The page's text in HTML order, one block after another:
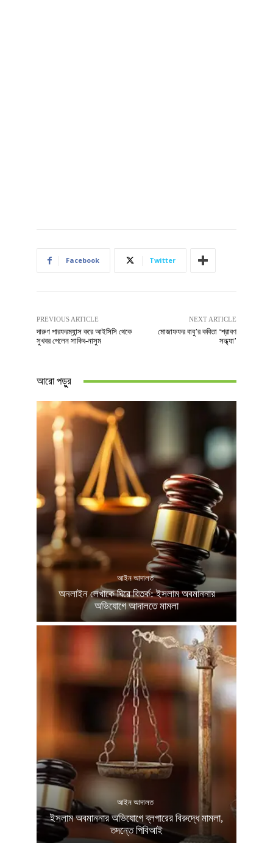
Facebook Twitter
PREVIOUS ARTICLE
দারুণ পারফরম্যান্স করে আইসিসি থেকে
সুখবর পেলেন সাকিব-নাসুম
NEXT ARTICLE
মোজাফফর বাবু’র কবিতা ‘শ্রাবণ
সন্ধ্যা’
আরো পড়ুুর
আইন আদালত
অনলাইন লেখাকে ঘিরে বিতর্ক: ইসলাম অবমাননার
অভিযোগে আদালতে মামলা
আইন আদালত
ইসলাম অবমাননার অভিযোগে ব্লগারের বিরুদ্ধে মামলা,
তদন্তে পিবিআই